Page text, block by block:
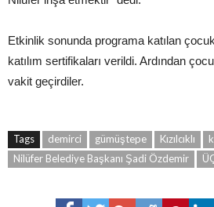
Etkinlik sonunda programa katılan
katılım sertifikaları verildi. Ardından
vakit geçirdiler.
Tags demirci gümüştepe Kızılcıklı
Nilüfer Belediye Başkanı Şadi Özdemir